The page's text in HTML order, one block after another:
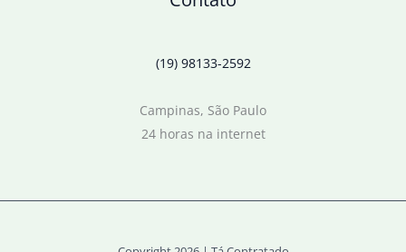
(19) 98133-2592
Campinas, São Paulo
24 horas na internet